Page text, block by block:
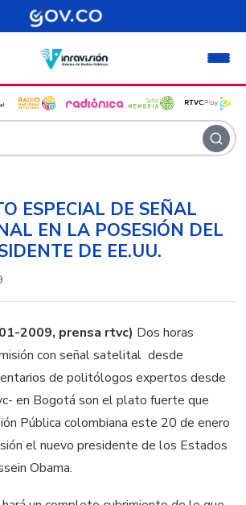
ESPECIAL DE SEÑAL
EN LA POSESIÓN DEL
DE EE.UU.
2009, prensa rtvc) Dos horas
con señal satelital desde
de politólogos expertos desde
en Bogotá son el plato fuerte que
Pública colombiana este 20 de enero
el nuevo presidente de los Estados
Obama.